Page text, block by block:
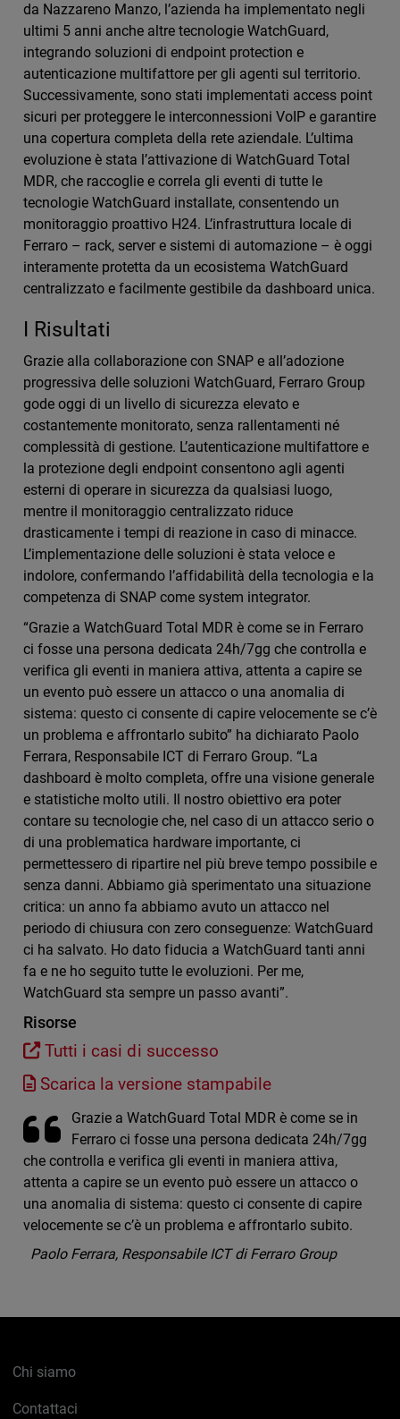
da Nazzareno Manzo, l’azienda ha implementato negli
ultimi 5 anni anche altre tecnologie WatchGuard,
integrando soluzioni di endpoint protection e
autenticazione multifattore per gli agenti sul territorio.
Successivamente, sono stati implementati access point
sicuri per proteggere le interconnessioni VoIP e garantire
una copertura completa della rete aziendale. L’ultima
evoluzione è stata l’attivazione di WatchGuard Total
MDR, che raccoglie e correla gli eventi di tutte le
tecnologie WatchGuard installate, consentendo un
monitoraggio proattivo H24. L’infrastruttura locale di
Ferraro – rack, server e sistemi di automazione – è oggi
interamente protetta da un ecosistema WatchGuard
centralizzato e facilmente gestibile da dashboard unica.
I Risultati
Grazie alla collaborazione con SNAP e all’adozione
progressiva delle soluzioni WatchGuard, Ferraro Group
gode oggi di un livello di sicurezza elevato e
costantemente monitorato, senza rallentamenti né
complessità di gestione. L’autenticazione multifattore e
la protezione degli endpoint consentono agli agenti
esterni di operare in sicurezza da qualsiasi luogo,
mentre il monitoraggio centralizzato riduce
drasticamente i tempi di reazione in caso di minacce.
L’implementazione delle soluzioni è stata veloce e
indolore, confermando l’affidabilità della tecnologia e la
competenza di SNAP come system integrator.
“Grazie a WatchGuard Total MDR è come se in Ferraro
ci fosse una persona dedicata 24h/7gg che controlla e
verifica gli eventi in maniera attiva, attenta a capire se
un evento può essere un attacco o una anomalia di
sistema: questo ci consente di capire velocemente se c’è
un problema e affrontarlo subito” ha dichiarato Paolo
Ferrara, Responsabile ICT di Ferraro Group. “La
dashboard è molto completa, offre una visione generale
e statistiche molto utili. Il nostro obiettivo era poter
contare su tecnologie che, nel caso di un attacco serio o
di una problematica hardware importante, ci
permettessero di ripartire nel più breve tempo possibile e
senza danni. Abbiamo già sperimentato una situazione
critica: un anno fa abbiamo avuto un attacco nel
periodo di chiusura con zero conseguenze: WatchGuard
ci ha salvato. Ho dato fiducia a WatchGuard tanti anni
fa e ne ho seguito tutte le evoluzioni. Per me,
WatchGuard sta sempre un passo avanti”.
Risorse
Tutti i casi di successo
Scarica la versione stampabile
Grazie a WatchGuard Total MDR è come se in
Ferraro ci fosse una persona dedicata 24h/7gg
che controlla e verifica gli eventi in maniera attiva,
attenta a capire se un evento può essere un attacco o
una anomalia di sistema: questo ci consente di capire
velocemente se c’è un problema e affrontarlo subito.
Paolo Ferrara, Responsabile ICT di Ferraro Group
Chi siamo
Contattaci